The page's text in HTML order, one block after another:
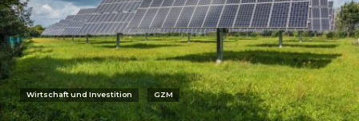
Wirtschaft und Investition GZM